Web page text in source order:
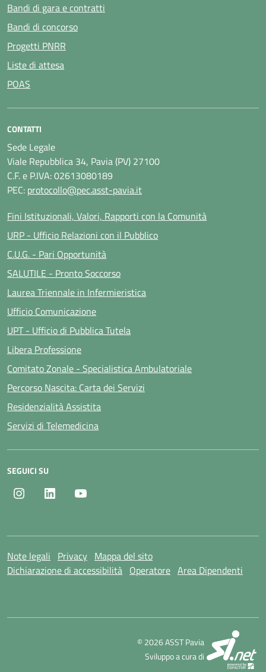
Bandi di gara e contratti
Bandi di concorso
Progetti PNRR
Liste di attesa
POAS
CONTATTI
Sede Legale
Viale Repubblica 34, Pavia (PV) 27100
C.F. e P.IVA: 02613080189
PEC: protocollo@pec.asst-pavia.it
Fini Istituzionali, Valori, Rapporti con la Comunità
URP - Ufficio Relazioni con il Pubblico
C.U.G. - Pari Opportunità
SALUTILE - Pronto Soccorso
Laurea Triennale in Infermieristica
Ufficio Comunicazione
UPT - Ufficio di Pubblica Tutela
Libera Professione
Comitato Zonale - Specialistica Ambulatoriale
Percorso Nascita: Carta dei Servizi
Residenzialità Assistita
Servizi di Telemedicina
SEGUICI SU
Instagram LinkedIn
Note legali Privacy Mappa del sito
Dichiarazione di accessibilità Operatore Area Dipendenti
© 2026 ASST Pavia
Sviluppo a cura di